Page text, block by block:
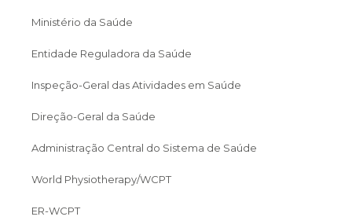
Ministério da Saúde
Entidade Reguladora da Saúde
Inspeção-Geral das Atividades em Saúde
Direção-Geral da Saúde
Administração Central do Sistema de Saúde
World Physiotherapy/WCPT
ER-WCPT